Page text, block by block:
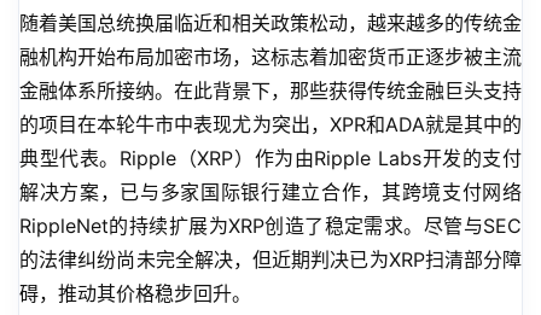
随着美国总统换届临近和相关政策松动，越来越多的传统金
融机构开始布局加密市场，这标志着加密货币正逐步被主流
金融体系所接纳。在此背景下，那些获得传统金融巨头支持
的项目在本轮牛市中表现尤为突出，XPR和ADA就是其中的
典型代表。Ripple（XRP）作为由Ripple Labs开发的支付
解决方案，已与多家国际银行建立合作，其跨境支付网络
RippleNet的持续扩展为XRP创造了稳定需求。尽管与SEC
的法律纠纷尚未完全解决，但近期判决已为XRP扫清部分障
碍，推动其价格稳步回升。